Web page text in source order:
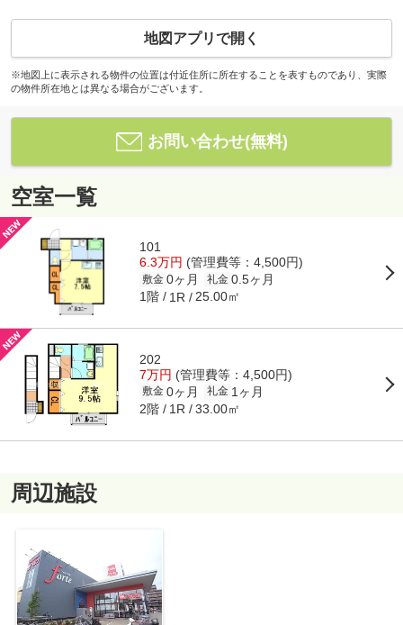
地図アプリで開く
※地図上に表示される物件の位置は付近住所に所在することを表すものであり、実際
の物件所在地とは異なる場合がございます。
お問い合わせ(無料)
空室一覧
101
6.3万円 (管理費等：4,500円)
敷金 0ヶ月 礼金 0.5ヶ月
1階 1R 25.00㎡
202
7万円 (管理費等：4,500円)
敷金 0ヶ月 礼金 1ヶ月
2階 1R 33.00㎡
周辺施設